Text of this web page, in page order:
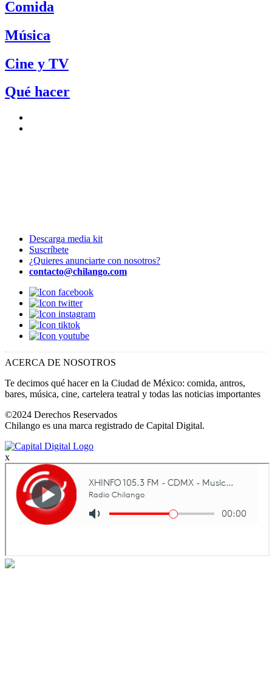
Comida
Música
Cine y TV
Qué hacer
Descarga media kit
Suscríbete
¿Quieres anunciarte con nosotros?
contacto@chilango.com
ACERCA DE NOSOTROS
Te decimos qué hacer en la Ciudad de México: comida, antros,
bares, música, cine, cartelera teatral y todas las noticias importantes
©2024 Derechos Reservados
Chilango es una marca registrado de Capital Digital.
x